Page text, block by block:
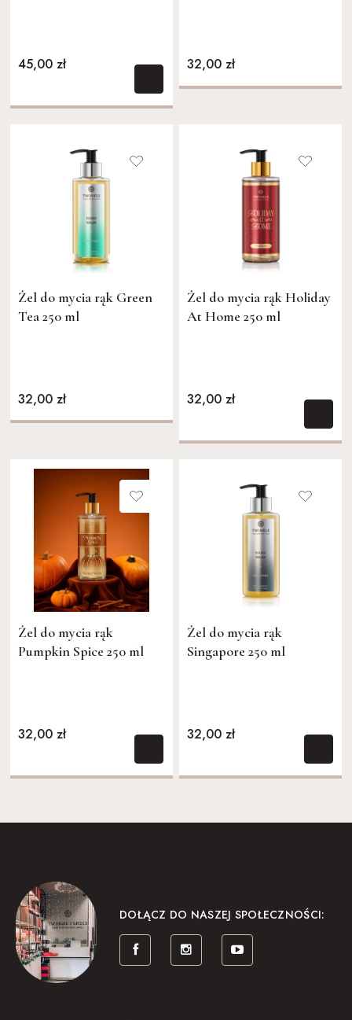
45,00 zł 32,00 zł
Żel do mycia rąk Green
Tea 250 ml
32,00 zł
Żel do mycia rąk Holiday
At Home 250 ml
32,00 zł
Żel do mycia rąk
Pumpkin Spice 250 ml
32,00 zł
Żel do mycia rąk
Singapore 250 ml
32,00 zł
DOŁĄCZ DO NASZEJ SPOŁECZNOŚCI: